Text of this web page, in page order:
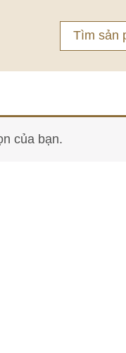
Search
for:
của bạn.